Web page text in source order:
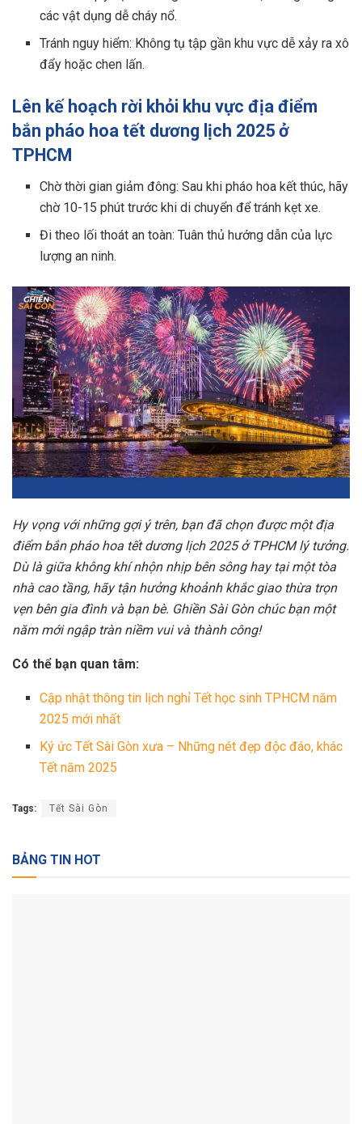
các vật dụng dễ cháy nổ.
Tránh nguy hiểm: Không tụ tập gần khu vực dễ xảy ra xô
đẩy hoặc chen lấn.
Lên kế hoạch rời khỏi khu vực địa điểm
bắn pháo hoa tết dương lịch 2025 ở
TPHCM
Chờ thời gian giảm đông: Sau khi pháo hoa kết thúc, hãy
chờ 10-15 phút trước khi di chuyển để tránh kẹt xe.
Đi theo lối thoát an toàn: Tuân thủ hướng dẫn của lực
lượng an ninh.
Hy vọng với những gợi ý trên, bạn đã chọn được một địa
điểm bắn pháo hoa tết dương lịch 2025 ở TPHCM lý tưởng.
Dù là giữa không khí nhộn nhịp bên sông hay tại một tòa
nhà cao tầng, hãy tận hưởng khoảnh khắc giao thừa trọn
vẹn bên gia đình và bạn bè. Ghiền Sài Gòn chúc bạn một
năm mới ngập tràn niềm vui và thành công!
Có thể bạn quan tâm:
Cập nhật thông tin lịch nghỉ Tết học sinh TPHCM năm
2025 mới nhất
Ký ức Tết Sài Gòn xưa – Những nét đẹp độc đáo, khác
Tết năm 2025
Tags: Tết Sài Gòn
BẢNG TIN HOT